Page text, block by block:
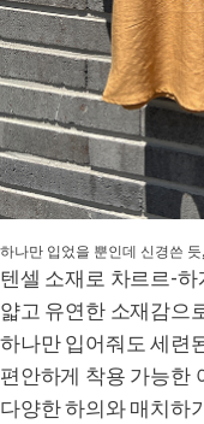
하나만 입었을 뿐인데 신경쓴
텐셀 소재로 차르르-
얇고 유연한 소재감으
하나만 입어줘도 세련
편안하게 착용 가능한
다양한 하의와 매치하